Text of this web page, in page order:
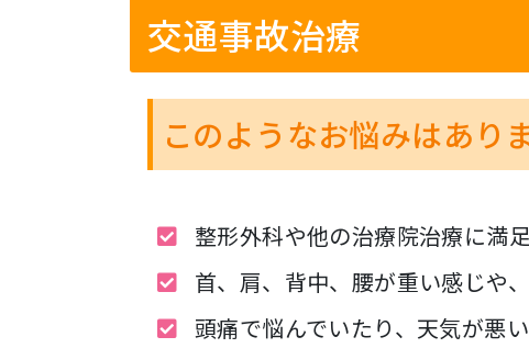
交通事故治療
このようなお悩みはあり
整形外科や他の治療院治療に満
首、肩、背中、腰が重い感じや
頭痛で悩んでいたり、天気が悪